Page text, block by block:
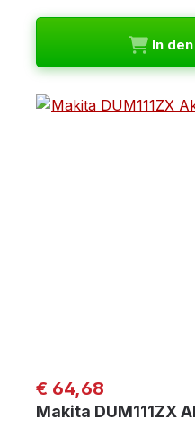
In
Regulärer Preis:
€ 64,68
Makita DUM111ZX